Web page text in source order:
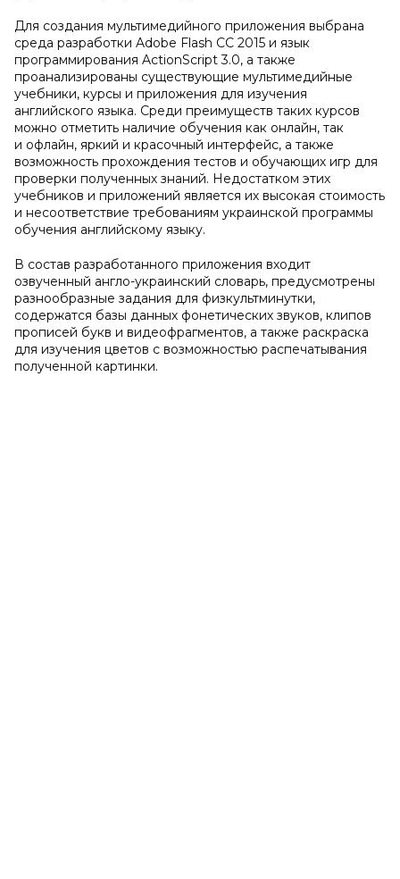
Для создания мультимедийного приложения выбрана
среда разработки Adobe Flash CС 2015 и язык
программирования ActionScript 3.0, а также
проанализированы существующие мультимедийные
учебники, курсы и приложения для изучения
английского языка. Среди преимуществ таких курсов
можно отметить наличие обучения как онлайн, так
и офлайн, яркий и красочный интерфейс, а также
возможность прохождения тестов и обучающих игр для
проверки полученных знаний. Недостатком этих
учебников и приложений является их высокая стоимость
и несоответствие требованиям украинской программы
обучения английскому языку.
В состав разработанного приложения входит
озвученный англо-украинский словарь, предусмотрены
разнообразные задания для физкультминутки,
содержатся базы данных фонетических звуков, клипов
прописей букв и видеофрагментов, а также раскраска
для изучения цветов с возможностью распечатывания
полученной картинки.